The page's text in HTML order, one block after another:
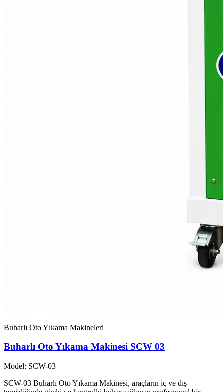
Buharlı Oto Yıkama Makineleri
Buharlı Oto Yıkama Makinesi SCW 03
Model: SCW-03
SCW-03 Buharlı Oto Yıkama Makinesi, araçların iç ve dış